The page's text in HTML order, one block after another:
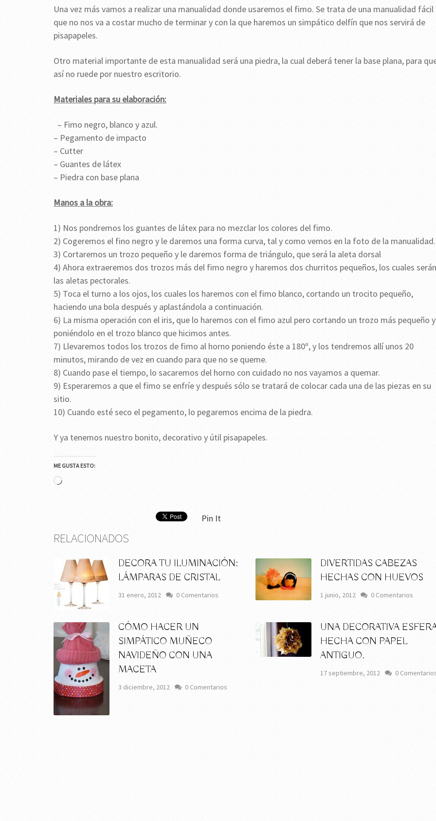
Una vez más vamos a realizar una manualidad donde usaremos el fimo. Se trata de una manualidad fácil
que no nos va a costar mucho de terminar y con la que haremos un simpático delfín que nos servirá de
pisapapeles.
Otro material importante de esta manualidad será una piedra, la cual deberá tener la base plana, para
así no ruede por nuestro escritorio.
Materiales para su elaboración:
– Fimo negro, blanco y azul.
– Pegamento de impacto
– Cutter
– Guantes de látex
– Piedra con base plana
Manos a la obra:
1) Nos pondremos los guantes de látex para no mezclar los colores del fimo.
2) Cogeremos el fino negro y le daremos una forma curva, tal y como vemos en la foto de la manualidad.
3) Cortaremos un trozo pequeño y le daremos forma de triángulo, que será la aleta dorsal
4) Ahora extraeremos dos trozos más del fimo negro y haremos dos churritos pequeños, los cuales serán
las aletas pectorales.
5) Toca el turno a los ojos, los cuales los haremos con el fimo blanco, cortando un trocito pequeño,
haciendo una bola después y aplastándola a continuación.
6) La misma operación con el iris, que lo haremos con el fimo azul pero cortando un trozo más pequeño y
poniéndolo en el trozo blanco que hicimos antes.
7) Llevaremos todos los trozos de fimo al horno poniendo éste a 180º, y los tendremos allí unos 20
minutos, mirando de vez en cuando para que no se queme.
8) Cuando pase el tiempo, lo sacaremos del horno con cuidado no nos vayamos a quemar.
9) Esperaremos a que el fimo se enfríe y después sólo se tratará de colocar cada una de las piezas en su
sitio.
10) Cuando esté seco el pegamento, lo pegaremos encima de la piedra.
Y ya tenemos nuestro bonito, decorativo y útil pisapapeles.
ME GUSTA ESTO:
Cargando...
Pin It
RELACIONADOS
DECORA TU ILUMINACIÓN:
LÁMPARAS DE CRISTAL
31 enero, 2012 0 Comentarios
DIVERTIDAS CABEZAS
HECHAS CON HUEVOS
1 junio, 2012 0 Comentarios
CÓMO HACER UN
SIMPÁTICO MUÑECO
NAVIDEÑO CON UNA
MACETA
3 diciembre, 2012 0 Comentarios
UNA DECORATIVA
HECHA CON PAPEL
ANTIGUO.
17 septiembre, 2012 0